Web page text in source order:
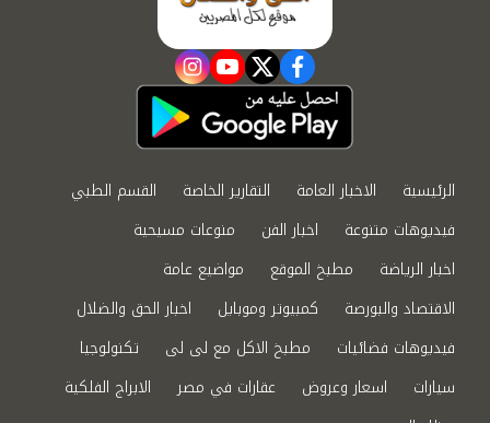
facebook
twitter
youtube
instagram
الرئيسية الاخبار العامة التقارير الخاصة
القسم الطبي
فيديوهات متنوعة
اخبار الفن
منوعات مسيحية
اخبار الرياضة
مطبخ الموقع
مواضيع عامة
الاقتصاد والبورصة
كمبيوتر وموبايل
اخبار الحق والضلال
فيديوهات فضائيات
مطبخ الاكل مع لى لى
تكنولوجيا
سيارات
اسعار وعروض عقارات في مصر
الابراج الفلكية